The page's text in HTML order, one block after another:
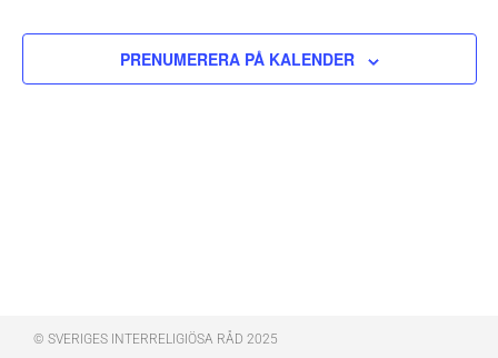
PRENUMERERA PÅ KALENDER
© SVERIGES INTERRELIGIÖSA RÅD 2025